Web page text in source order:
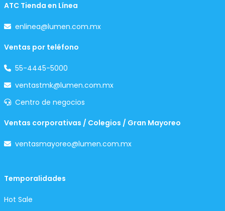
ATC Tienda en Línea
enlinea@lumen.com.mx
Ventas por teléfono
55-4445-5000
ventastmk@lumen.com.mx
Centro de negocios
Ventas corporativas / Colegios / Gran Mayoreo
ventasmayoreo@lumen.com.mx
Temporalidades
Hot Sale